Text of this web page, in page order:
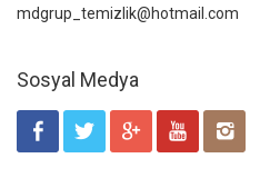
mdgrup_temizlik@hotmail.com
Sosyal Medya